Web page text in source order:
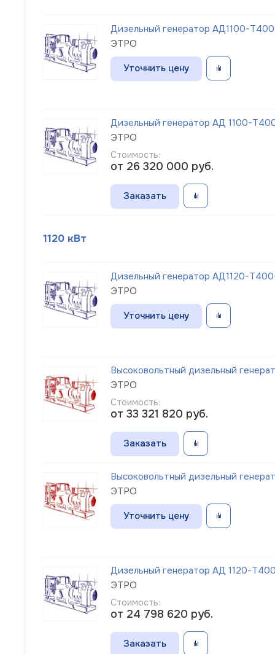
Дизельный генератор АД1100-
ЭТРО
Уточнить цену
Дизельный генератор АД 1100-
ЭТРО
Стоимость:
от 26 320 000 руб.
Заказать
1120 кВт
Дизельный генератор АД1120-
ЭТРО
Уточнить цену
Высоковольтный дизельный
ЭТРО
Стоимость:
от 33 321 820 руб.
Заказать
Высоковольтный дизельный
ЭТРО
Уточнить цену
Дизельный генератор АД 1120-
ЭТРО
Стоимость:
от 24 798 620 руб.
Заказать